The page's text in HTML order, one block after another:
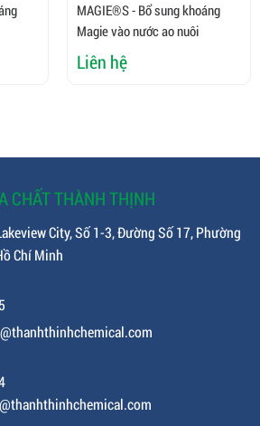
MAGIE®S - Bổ sung khoáng
Magie vào nước ao nuôi
Liên hệ
CHẤT THÀNH THỊNH
City, Số 1-3, Đường Số 17, Phường
Chí Minh